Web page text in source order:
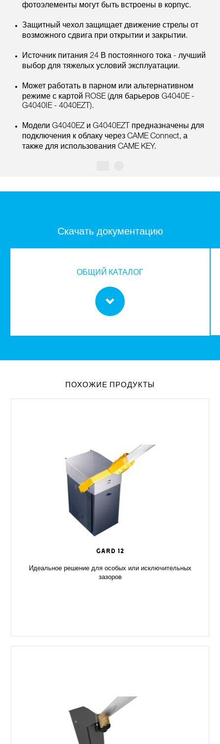
фотоэлементы могут быть встроены в корпус.
Защитный чехол защищает движение стрелы от
возможного сдвига при открытии и закрытии.
Источник питания 24 В постоянного тока - лучший
выбор для тяжелых условий эксплуатации.
Может работать в парном или альтернативном
режиме с картой ROSE (для барьеров G4040E -
G4040IE - 4040EZT).
Модели G4040EZ и G4040EZT предназначены для
подключения к облаку через CAME Connect, а
также для использования CAME KEY.
Скачать документацию
ОБЩИЙ КАТАЛОГ
ПОХОЖИЕ ПРОДУКТЫ
GARD 12
Идеальное решение для особых или исключительных
зазоров